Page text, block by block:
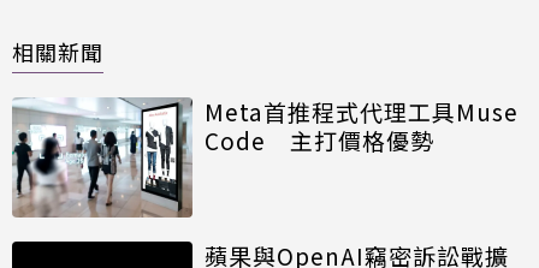
相關新聞
Meta首推程式代理工具Muse
Code 主打價格優勢
蘋果與OpenAI竊密訴訟戰擴